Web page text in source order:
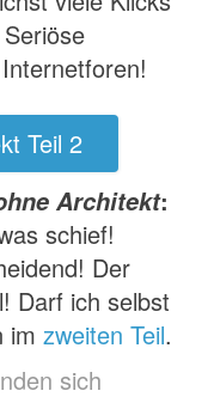
Teil 2
Architekt:
schief!
Der
Darf ich selbst
im zweiten Teil.
sich